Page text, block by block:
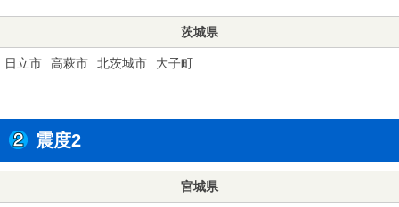
茨城県
日立市 高萩市 北茨城市 大子町
震度2
宮城県